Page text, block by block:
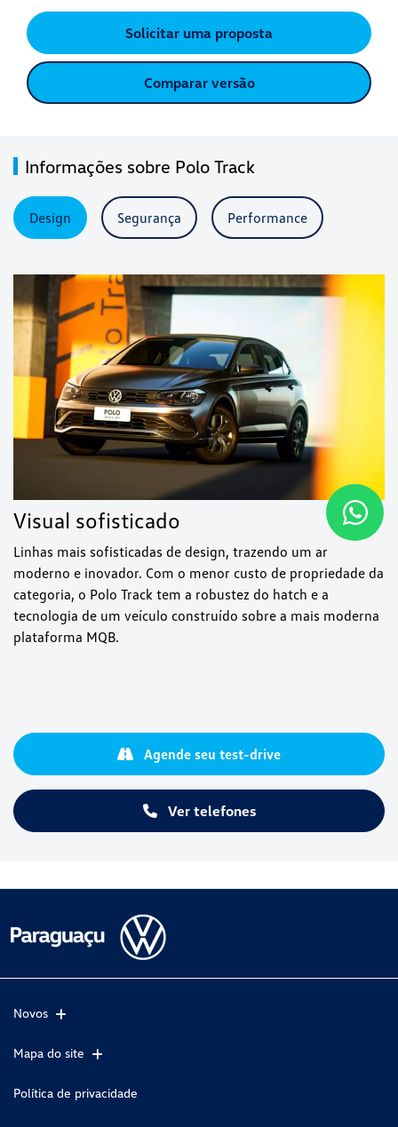
Solicitar uma proposta
Comparar versão
Informações sobre Polo Track
Design Segurança Performance
Visual sofisticado
Linhas mais sofisticadas de design, trazendo um ar
moderno e inovador. Com o menor custo de propriedade da
categoria, o Polo Track tem a robustez do hatch e a
tecnologia de um veículo construído sobre a mais moderna
plataforma MQB.
Ver telefones
Agende seu test-drive
Novos
Mapa do site
Política de privacidade